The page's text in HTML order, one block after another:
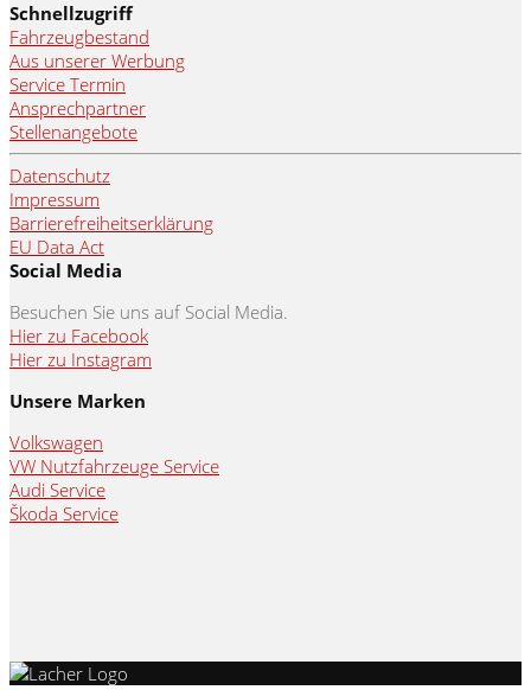
Schnellzugriff
Fahrzeugbestand
Aus unserer Werbung
Service Termin
Ansprechpartner
Stellenangebote
Datenschutz
Impressum
Barrierefreiheitserklärung
EU Data Act
Social Media
Besuchen Sie uns auf Social Media.
Hier zu Facebook
Hier zu Instagram
Unsere Marken
Volkswagen
VW Nutzfahrzeuge Service
Audi Service
Škoda Service